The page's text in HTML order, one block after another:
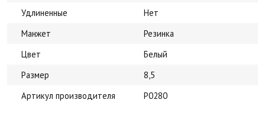
Удлиненные
Нет
Манжет
Резинка
Цвет
Белый
Размер
8,5
Артикул производителя
Р0280